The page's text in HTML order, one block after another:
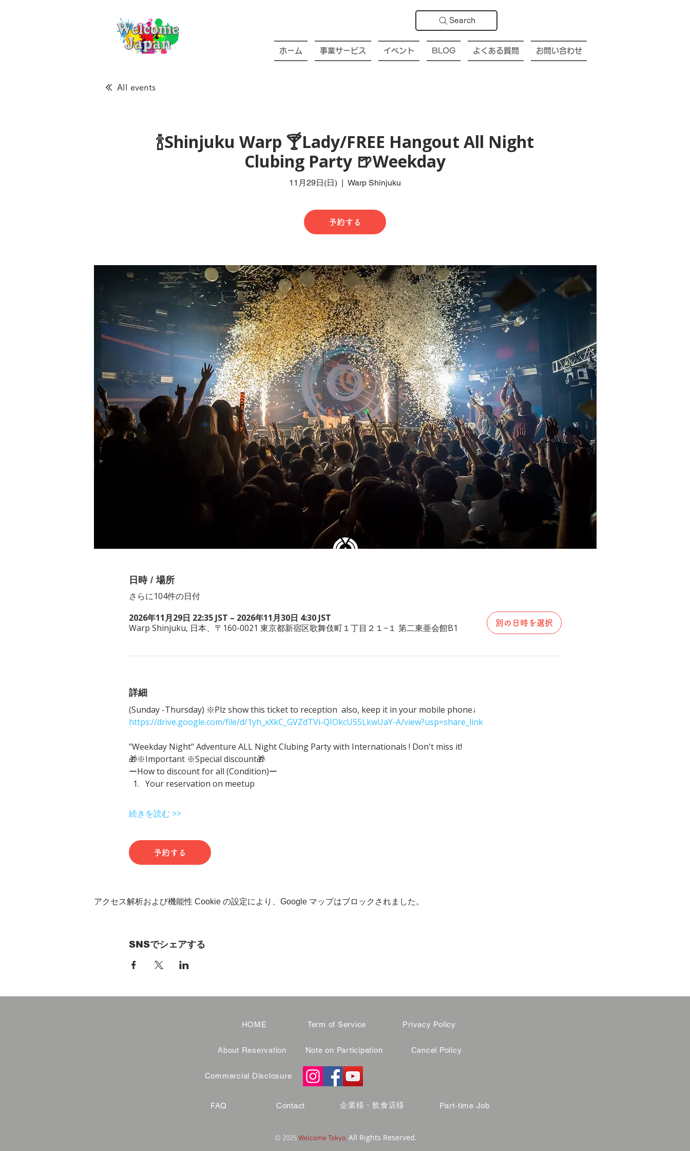
Search
ホーム 事業サービス イベント BLOG よくある質問 お問い合わせ
All events
🍾Shinjuku Warp 🍸Lady/FREE Hangout All Night
Clubing Party 🍺Weekday
11月29日(日)
  |
Warp Shinjuku
予約する
日時 / 場所
さらに104件の日付
2026年11月29日 22:35 JST – 2026年11月30日 4:30 JST
Warp Shinjuku, 日本、〒160-0021 東京都新宿区歌舞伎町１丁目２１−１ 第二東亜会館B1
別の日時を選択
詳細
(Sunday -Thursday) ※Plz show this ticket to reception  also, keep it in your mobile phone↓
https://drive.google.com/file/d/1yh_xXkC_GVZdTVi-QIOkcUS5LkwUaY-A/view?usp=share_link
"Weekday Night" Adventure ALL Night Clubing Party with Internationals ! Don't miss it!
🎁※Important ※Special discount🎁
ーHow to discount for all (Condition)ー
Your reservation on meetup
続きを読む >>
予約する
アクセス解析および機能性 Cookie の設定により、Google マップはブロックされました。
SNSでシェアする
HOME
About Reservation
Term of Service
Note on Participation
Privacy Policy
Cancel Policy
Commercial Disclosure
FAQ Contact 企業様・飲食店様 Part-time Job
© 2025Welcome Tokyo. All Rights Reserved.